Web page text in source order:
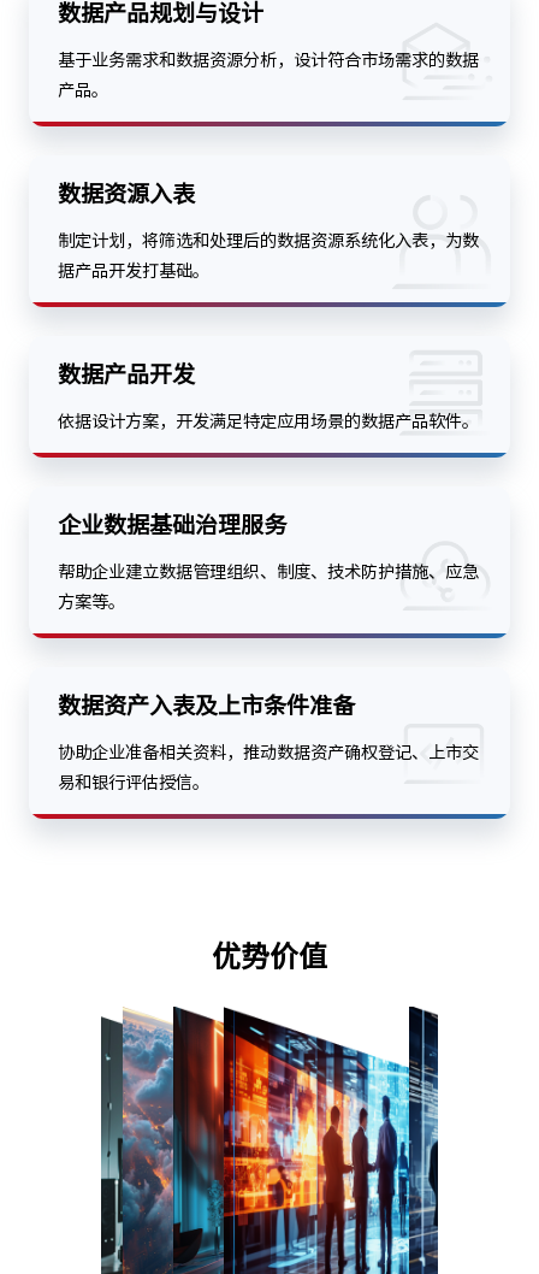
数据产品规划与设计
基于业务需求和数据资源分析，设计符合市场需求的数据
产品。
数据资源入表
制定计划，将筛选和处理后的数据资源系统化入表，为数
据产品开发打基础。
数据产品开发
依据设计方案，开发满足特定应用场景的数据产品软件。
企业数据基础治理服务
帮助企业建立数据管理组织、制度、技术防护措施、应急
方案等。
数据资产入表及上市条件准备
协助企业准备相关资料，推动数据资产确权登记、上市交
易和银行评估授信。
优势价值